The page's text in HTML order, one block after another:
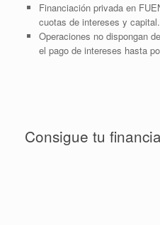
Financiación privada en
cuotas de intereses y capital.
Operaciones no dispongan
el pago de intereses hasta
Consigue tu